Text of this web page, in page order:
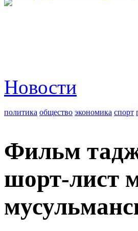
Новости
политика общество экономика спорт
Фильм
шорт-лист